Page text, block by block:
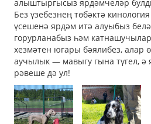
алыштыргысыз ярдәмчеләр
Без үзебезнең төбәктә кинология
үсешенә ярдәм итә алуыбыз
горурланабыз һәм
хезмәтен югары бәялибез, алар
аучылык — мавыгу гына түгел, ә
рәвеше дә ул!